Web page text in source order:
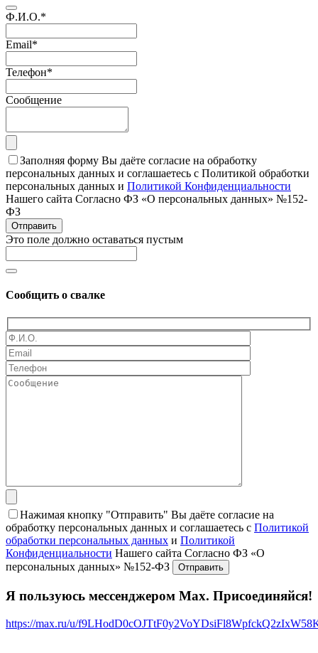
Ф.И.О.*
Email*
Телефон*
Сообщение
Заполняя форму Вы даёте согласие на обработку
персональных данных и соглашаетесь с Политикой обработки
персональных данных и Политикой Конфиденциальности
Нашего сайта Согласно ФЗ «О персональных данных» №152-
ФЗ
Отправить
Это поле должно оставаться пустым
Сообщить о свалке
Нажимая кнопку "Отправить" Вы даёте согласие на
обработку персональных данных и соглашаетесь с Политикой
обработки персональных данных и Политикой
Конфиденциальности Нашего сайта Согласно ФЗ «О
персональных данных» №152-ФЗ
Я пользуюсь мессенджером Max. Присоединяйся!
https://max.ru/u/